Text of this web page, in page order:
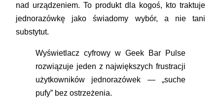
nad urządzeniem. To produkt dla kogoś, kto traktuje
jednorazówkę jako świadomy wybór, a nie tani
substytut.
Wyświetlacz cyfrowy w Geek Bar Pulse
rozwiązuje jeden z największych frustracji
użytkowników jednorazówek — „suche
pufy” bez ostrzeżenia.